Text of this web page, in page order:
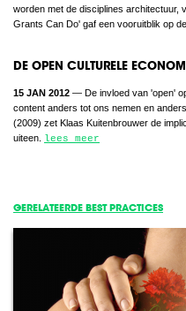
worden met de disciplines architectuur,
Grants Can Do' gaf een vooruitblik op
DE OPEN CULTURELE
15 JAN 2012 — De invloed van 'open'
content anders tot ons nemen en
(2009) zet Klaas Kuitenbrouwer de
uiteen. lees meer
GERELATEERDE BEST PRACTICES